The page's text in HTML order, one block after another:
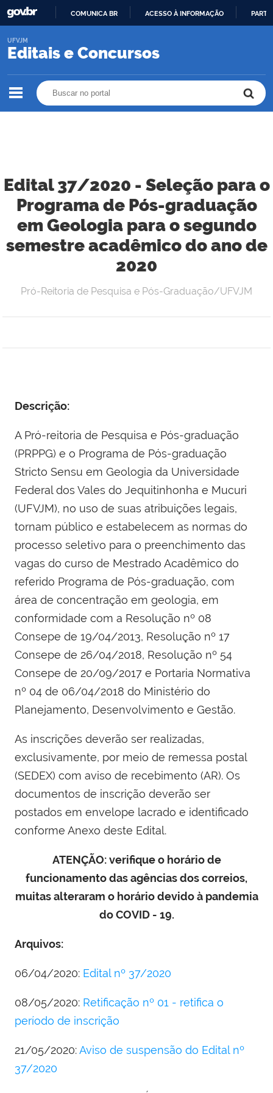
O
COMUNICA BR ACESSO À INFORMAÇÃO
Editais e Concursos
UFVJM
Edital 37/2020 - Seleção para o
Programa de Pós-graduação
em Geologia para o segundo
semestre acadêmico do ano de
2020
Pró-Reitoria de Pesquisa e Pós-Graduação/UFVJM
Descrição:
A Pró-reitoria de Pesquisa e Pós-graduação
(PRPPG) e o Programa de Pós-graduação
Stricto Sensu em Geologia da Universidade
Federal dos Vales do Jequitinhonha e Mucuri
(UFVJM), no uso de suas atribuições legais,
tornam público e estabelecem as normas do
processo seletivo para o preenchimento das
vagas do curso de Mestrado Acadêmico do
referido Programa de Pós-graduação, com
área de concentração em geologia, em
conformidade com a Resolução nº 08
Consepe de 19/04/2013, Resolução nº 17
Consepe de 26/04/2018, Resolução nº 54
Consepe de 20/09/2017 e Portaria Normativa
nº 04 de 06/04/2018 do Ministério do
Planejamento, Desenvolvimento e Gestão.
As inscrições deverão ser realizadas,
exclusivamente, por meio de remessa postal
(SEDEX) com aviso de recebimento (AR). Os
documentos de inscrição deverão ser
postados em envelope lacrado e identificado
conforme Anexo deste Edital.
ATENÇÃO: verifique o horário de
funcionamento das agências dos correios,
muitas alteraram o horário devido à pandemia
do COVID - 19.
Arquivos:
06/04/2020: Edital nº 37/2020
08/05/2020: Retificação nº 01 - retifica o
período de inscrição
21/05/2020:Aviso de suspensão do Edital nº
37/2020